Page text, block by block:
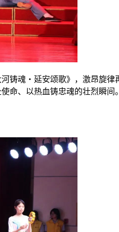
铸魂・延安颂歌》，激昂旋
命、以热血铸忠魂的壮烈瞬